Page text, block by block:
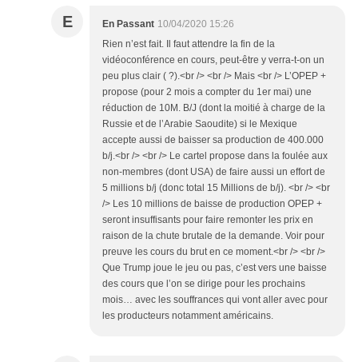
E En Passant 10/04/2020 15:26
Rien n’est fait. Il faut attendre la fin de la
vidéoconférence en cours, peut-être y verra-t-on un
peu plus clair ( ?).<br /> <br /> Mais <br /> L’OPEP +
propose (pour 2 mois a compter du 1er mai) une
réduction de 10M. B/J (dont la moitié à charge de la
Russie et de l’Arabie Saoudite) si le Mexique
accepte aussi de baisser sa production de 400.000
b/j.<br /> <br /> Le cartel propose dans la foulée aux
non-membres (dont USA) de faire aussi un effort de
5 millions b/j (donc total 15 Millions de b/j). <br /> <br
/> Les 10 millions de baisse de production OPEP +
seront insuffisants pour faire remonter les prix en
raison de la chute brutale de la demande. Voir pour
preuve les cours du brut en ce moment.<br /> <br />
Que Trump joue le jeu ou pas, c’est vers une baisse
des cours que l’on se dirige pour les prochains
mois… avec les souffrances qui vont aller avec pour
les producteurs notamment américains.